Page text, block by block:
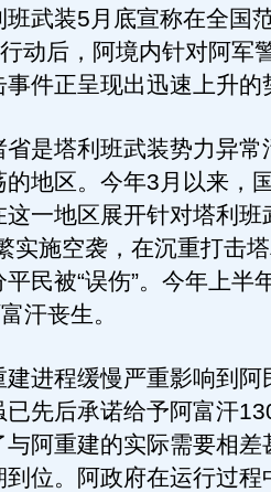
武装5月底宣称在全国
动后，阿境内针对阿军
件正呈现出迅速上升的
塔利班武装势力异常
地区。今年3月以来，
一地区展开针对塔利班
实施空袭，在沉重打击
民被“误伤”。今年上半
汗丧生。
程缓慢严重影响到阿
先后承诺给予阿富汗
阿重建的实际需要相差
位。阿政府在运行过程